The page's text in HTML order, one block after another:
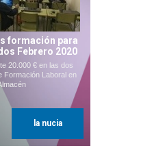
formación para
Febrero 2020
20.000 € en las dos
Formación Laboral en
la nucia